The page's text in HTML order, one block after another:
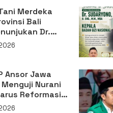
Merdeka
Bali
Dr.
Kepala
Ansor Jawa
Nurani
Reformasi